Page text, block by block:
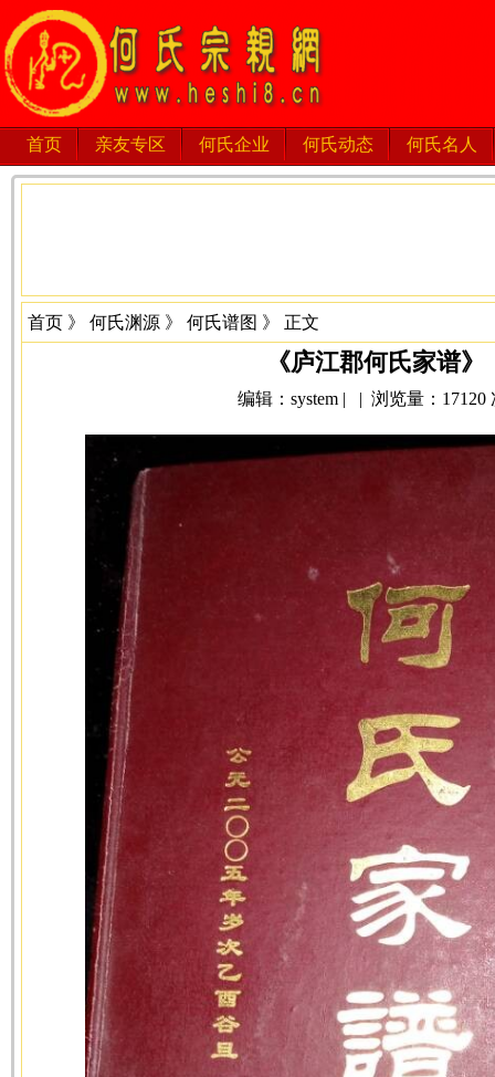
首页 亲友专区 何氏企业 何氏动态 何氏名人
首页 》 何氏渊源 》 何氏谱图 》 正文
《庐江郡何氏家谱
编辑：system | | 浏览量：17120